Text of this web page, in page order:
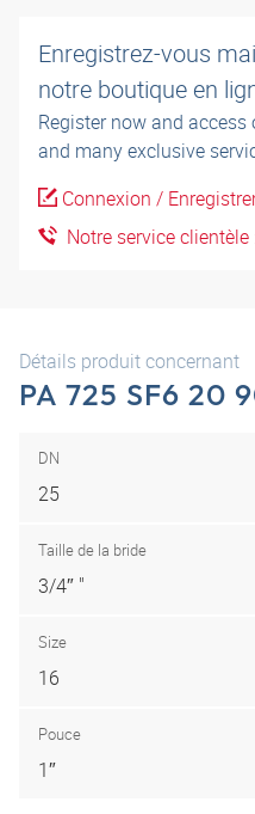
Enregistrez-vous
notre boutique en
Register now and
and many exclusive
Connexion /
Notre service
Détails produit concernant
PA 725 SF6 20
DN
25
Taille de la bride
3/4″ "
Size
16
Pouce
1″